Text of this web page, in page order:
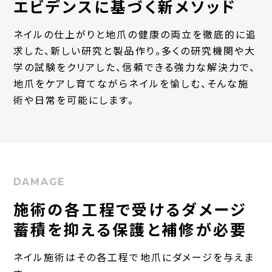
エビデンスに基づく新メソッド
ネイルの仕上がりと地爪の健康の両立を徹底的に追
求した、 新しい研究と製品作り。多くの研究機関や大
学の試験をクリアした、信頼できる強力な解決力で、
地爪をケアし育てながらネイルを愉しむ、そんな施
術や日常を可能にします。
DAMAGE
施術の各工程で受けるダメージ
蓄積を抑える保護と補修が必要
ネイル施術はその各工程で地爪にダメージを与えま